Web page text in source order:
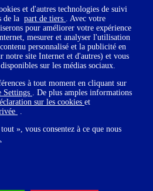
et d'autres technologies de suivi
de la part de tiers . Avec votre
pour améliorer votre expérience
mesurer et analyser l'utilisation
personnalisé et la publicité en
notre site Internet et d'autres) et vous
sur les médias sociaux.
à tout moment en cliquant sur
Settings . De plus amples informations
sur les cookies et
.
», vous consentez à ce que nous
.